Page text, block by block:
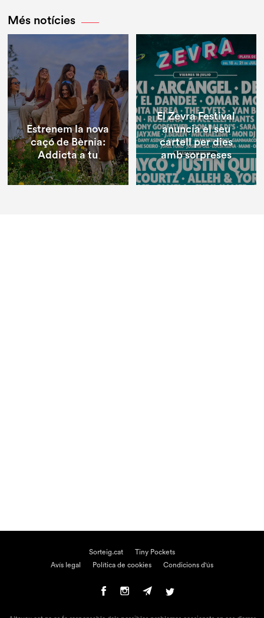
Més notícies
Estrenem la nova
caçó de Bèrnia:
Addicta a tu
El Zevra Festival
anuncia el seu
cartell per dies
amb sorpreses
Sorteig.cat
Tiny Pockets
Avís legal
Política de cookies Condicions d'ús